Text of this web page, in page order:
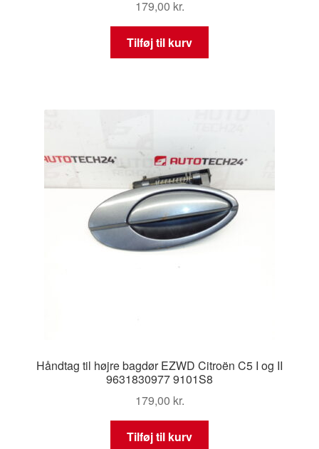
179,00 kr.
Tilføj til kurv
Håndtag til højre bagdør EZWD Citroën C5 I og II
9631830977 9101S8
179,00 kr.
Tilføj til kurv